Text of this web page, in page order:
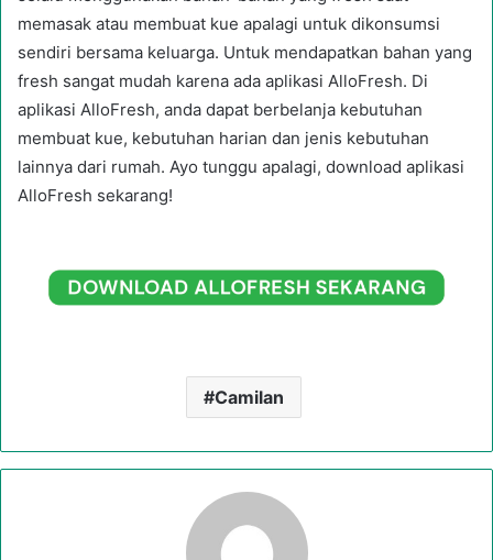
memasak atau membuat kue apalagi untuk dikonsumsi
sendiri bersama keluarga. Untuk mendapatkan bahan yang
fresh sangat mudah karena ada aplikasi AlloFresh. Di
aplikasi AlloFresh, anda dapat berbelanja kebutuhan
membuat kue, kebutuhan harian dan jenis kebutuhan
lainnya dari rumah. Ayo tunggu apalagi, download aplikasi
AlloFresh sekarang!
Camilan